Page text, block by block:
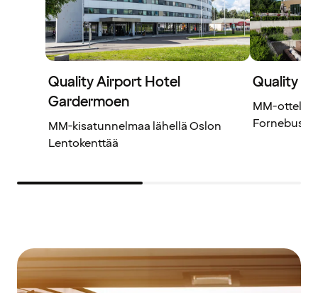
Quality Airport Hotel
Gardermoen
MM-kisatunnelmaa lähellä Oslon
Lentokenttää
Quality
MM-ottelut
Fornebussa.